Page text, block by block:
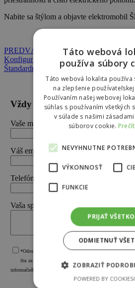
Nabite sa štýlom a objavte elektromobil
PREDVÁZDACIA JAZDA
Konfigurátor Škoda
Štandardný cenník
Vždy najlepšia ponuka
Vaše meno (povinné)
Váš email (povinné)
Telefón (povinné)
Vaša správa
*Odoslaním formulára beriem na vedomie, že moje
iba za účelom organizačného zabezpečenia mojej
informačného systému spoločnosti AutoBors s. r. o.
Táto webová
používa súbory
Táto webová lokalita používa
na zlepšenie
Používaním našej webovej
súhlas s používaním všetkých
v súlade s našimi
súborov cookie.
NEVYHNUTNE
VÝKONNOSŤ
FUNKCIE
PRIJAŤ VŠETKO
ODMIETNUŤ
ZOBRAZIŤ
POWERED BY